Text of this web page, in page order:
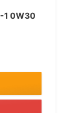
1 0W30